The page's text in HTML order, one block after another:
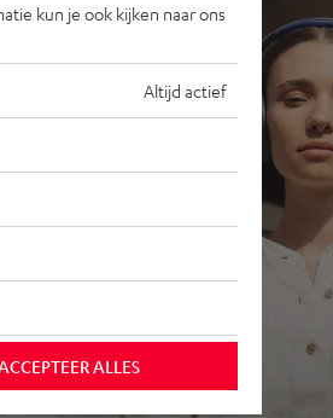
sound to go
kun je ook kijken naar ons
Altijd actief
ACCEPTEER ALLES